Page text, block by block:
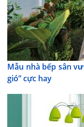
Mẫu nhà bếp sân
gió” cực hay